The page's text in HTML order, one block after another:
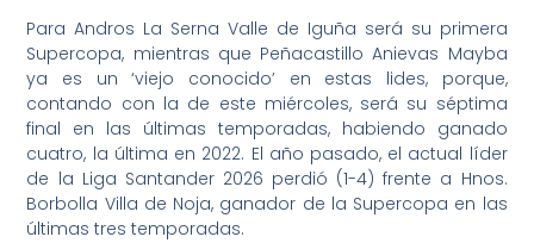
Para Andros La Serna Valle de Iguña será su primera
Supercopa, mientras que Peñacastillo Anievas Mayba
ya es un ‘viejo conocido’ en estas lides, porque,
contando con la de este miércoles, será su séptima
final en las últimas temporadas, habiendo ganado
cuatro, la última en 2022. El año pasado, el actual líder
de la Liga Santander 2026 perdió (1-4) frente a Hnos.
Borbolla Villa de Noja, ganador de la Supercopa en las
últimas tres temporadas.